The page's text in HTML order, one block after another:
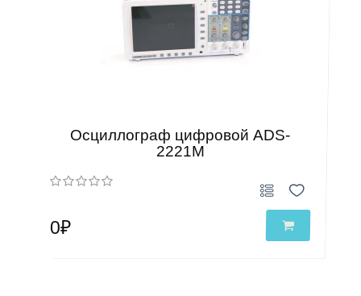
Осциллограф цифровой ADS-
2221M
0₽